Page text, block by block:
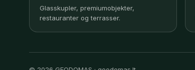
Glasskupler, premiumobjekter,
restauranter og terrasser.